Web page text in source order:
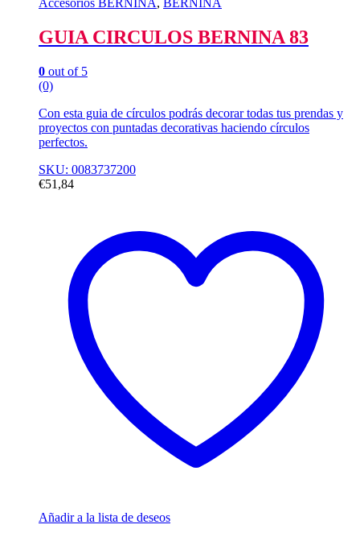
Accesorios BERNINA, BERNINA
GUIA CIRCULOS BERNINA 83
0 out of 5
(0)
Con esta guia de círculos podrás decorar todas tus prendas y
proyectos con puntadas decorativas haciendo círculos
perfectos.
SKU: 0083737200
€51,84
Añadir a la lista de deseos